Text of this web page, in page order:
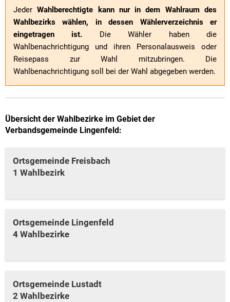
JederWahlberechtigte kann nur in dem Wahlraum des
Wahlbezirks wählen, in dessen Wählerverzeichnis er
eingetragen ist. Die Wähler haben die
Wahlbenachrichtigung und ihren Personalausweis oder
Reisepass zur Wahl mitzubringen. Die
Wahlbenachrichtigung soll bei der Wahl abgegeben werden.
Übersicht der Wahlbezirke im Gebiet der
Verbandsgemeinde Lingenfeld:
Ortsgemeinde Freisbach
1 Wahlbezirk
Ortsgemeinde Lingenfeld
4 Wahlbezirke
Ortsgemeinde Lustadt
2 Wahlbezirke